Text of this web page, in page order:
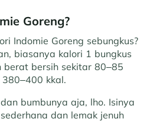
Goreng?
Indomie Goreng sebungkus?
biasanya kalori 1 bungkus
berat bersih sekitar 80–85
kkal.
bumbunya aja, lho. Isinya
dan lemak jenuh